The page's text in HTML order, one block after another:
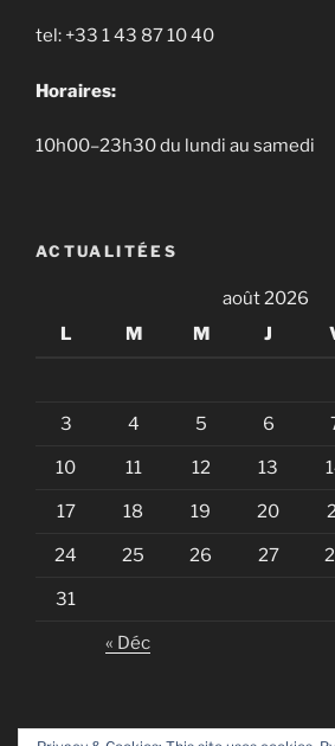
tel: +33 1 43 87 10 40
Horaires:
10h00–23h30 du lundi au samedi
ACTUALITÉES
août 2026
L
M M J
3 4 5 6
10 11 12 13
17 18 19 20
24 25 26 27
31
« Déc